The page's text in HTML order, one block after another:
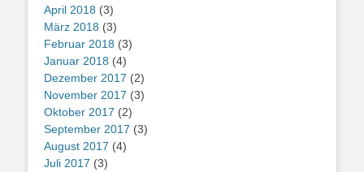
April 2018 (3)
März 2018 (3)
Februar 2018 (3)
Januar 2018 (4)
Dezember 2017 (2)
November 2017 (3)
Oktober 2017 (2)
September 2017 (3)
August 2017 (4)
Juli 2017 (3)